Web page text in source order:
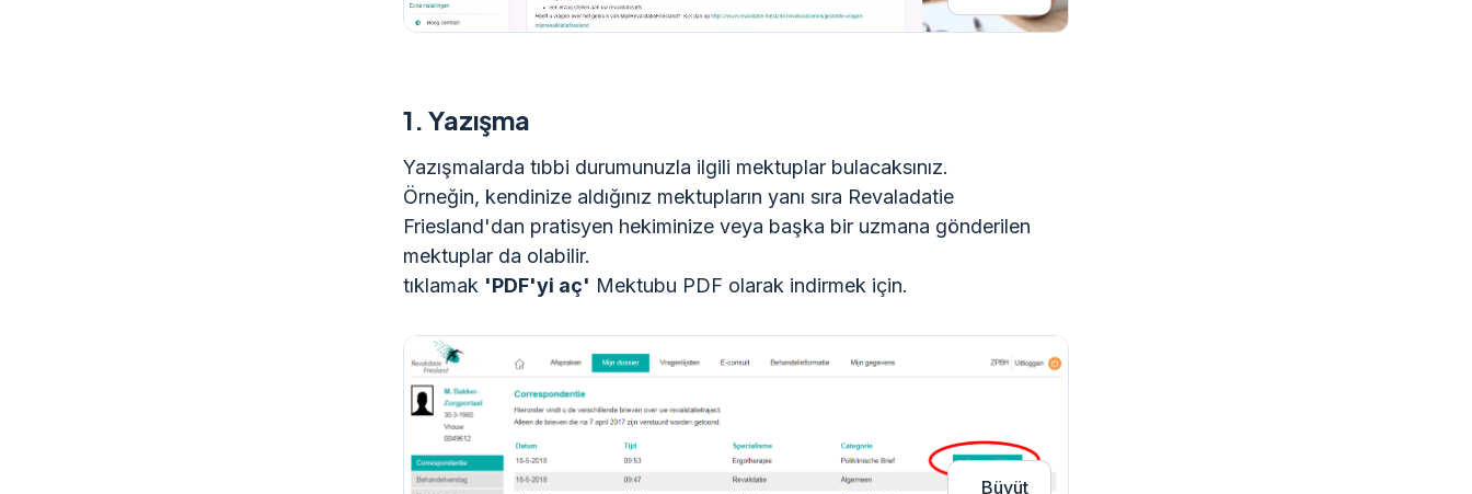
1. Yazışma
Yazışmalarda tıbbi durumunuzla ilgili mektuplar bulacaksınız.
Örneğin, kendinize aldığınız mektupların yanı sıra Revaladatie
Friesland'dan pratisyen hekiminize veya başka bir uzmana gönderilen
mektuplar da olabilir.
tıklamak 'PDF'yi aç' Mektubu PDF olarak indirmek için.
Büyüt